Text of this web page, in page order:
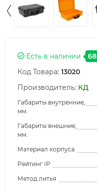
Есть в наличии
68
Код Товара: 13020
Производитель: КД
Габариты внутренние,
мм.
Габариты внешние,
мм.
Материал корпуса
Рейтинг IP
Метод литья